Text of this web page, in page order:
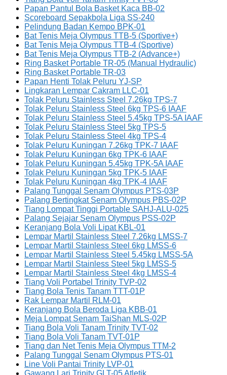
Papan Pantul Bola Basket Kaca BB-02
Scoreboard Sepakbola Liga SS-240
Pelindung Badan Kempo BPK-01
Bat Tenis Meja Olympus TTB-5 (Sportive+)
Bat Tenis Meja Olympus TTB-4 (Sportive)
Bat Tenis Meja Olympus TTB-2 (Advance+)
Ring Basket Portable TR-05 (Manual Hydraulic)
Ring Basket Portable TR-03
Papan Henti Tolak Peluru YJ-SP
Lingkaran Lempar Cakram LLC-01
Tolak Peluru Stainless Steel 7.26kg TPS-7
Tolak Peluru Stainless Steel 6kg TPS-6 IAAF
Tolak Peluru Stainless Steel 5.45kg TPS-5A IAAF
Tolak Peluru Stainless Steel 5kg TPS-5
Tolak Peluru Stainless Steel 4kg TPS-4
Tolak Peluru Kuningan 7.26kg TPK-7 IAAF
Tolak Peluru Kuningan 6kg TPK-6 IAAF
Tolak Peluru Kuningan 5.45kg TPK-5A IAAF
Tolak Peluru Kuningan 5kg TPK-5 IAAF
Tolak Peluru Kuningan 4kg TPK-4 IAAF
Palang Tunggal Senam Olympus PTS-03P
Palang Bertingkat Senam Olympus PBS-02P
Tiang Lompat Tinggi Portable SAHJ-ALU-025
Palang Sejajar Senam Olympus PSS-02P
Keranjang Bola Voli Lipat KBL-01
Lempar Martil Stainless Steel 7.26kg LMSS-7
Lempar Martil Stainless Steel 6kg LMSS-6
Lempar Martil Stainless Steel 5.45kg LMSS-5A
Lempar Martil Stainless Steel 5kg LMSS-5
Lempar Martil Stainless Steel 4kg LMSS-4
Tiang Voli Portabel Trinity TVP-02
Tiang Bola Tenis Tanam TTT-01P
Rak Lempar Martil RLM-01
Keranjang Bola Beroda Liga KBB-01
Meja Lompat Senam TaiShan MLS-02P
Tiang Bola Voli Tanam Trinity TVT-02
Tiang Bola Voli Tanam TVT-01P
Tiang dan Net Tenis Meja Olympus TTM-2
Palang Tunggal Senam Olympus PTS-01
Line Voli Pantai Trinity LVP-01